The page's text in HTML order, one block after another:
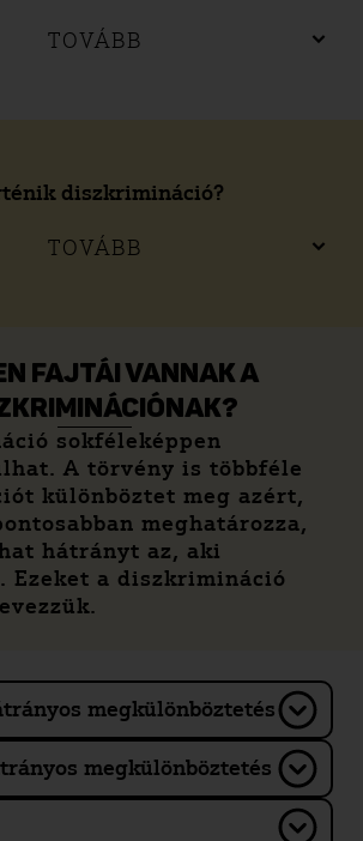
TOVÁBB
diszkrimináció?
TOVÁBB
FAJTÁI VANNAK A
sokféleképpen
A törvény is többféle
különböztet meg azért,
meghatározza,
hátrányt az, aki
Ezeket a diszkrimináció
megkülönböztetés
megkülönböztetés